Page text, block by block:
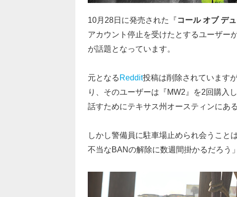
10月28日に発売された『コール オブ デ
アカウント停止を受けたとするユーザー
が話題となっています。
元となるReddit投稿は削除されていますが
り、そのユーザーは『MW2』を2回購入
話すためにテキサス州オースティンにあ
しかし警備員に駐車場止められ会うこと
不当なBANの解除に数週間掛かるだろう